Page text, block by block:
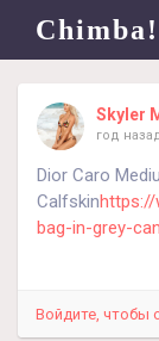
Chimba!
Skyler
год
Dior Caro
Calfskinhttps://
bag-in-grey-
Войдите, чтобы